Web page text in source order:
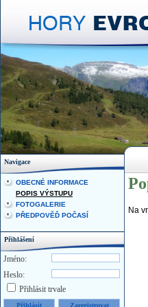
Na
Navigace
OBECNÉ INFORMACE
POPIS VÝSTUPU
FOTOGALERIE
PŘEDPOVĚĎ POČASÍ
Přihlášení
Jméno:
Heslo:
Přihlásit trvale